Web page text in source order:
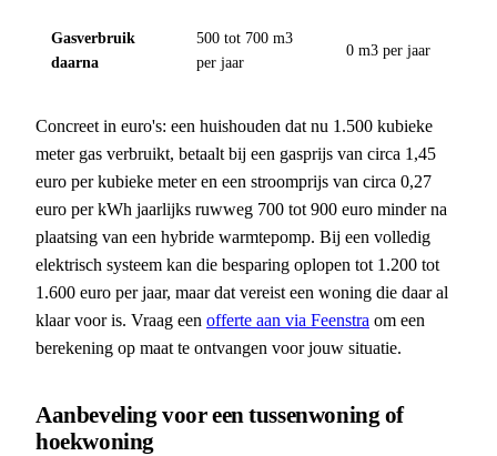
Gasverbruik
daarna
500 tot 700 m3
per jaar
0 m3 per jaar
Concreet in euro's: een huishouden dat nu 1.500 kubieke
meter gas verbruikt, betaalt bij een gasprijs van circa 1,45
euro per kubieke meter en een stroomprijs van circa 0,27
euro per kWh jaarlijks ruwweg 700 tot 900 euro minder na
plaatsing van een hybride warmtepomp. Bij een volledig
elektrisch systeem kan die besparing oplopen tot 1.200 tot
1.600 euro per jaar, maar dat vereist een woning die daar al
klaar voor is. Vraag een offerte aan via Feenstra om een
berekening op maat te ontvangen voor jouw situatie.
Aanbeveling voor een tussenwoning of
hoekwoning